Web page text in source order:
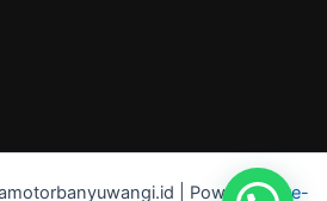
| Powered bye-